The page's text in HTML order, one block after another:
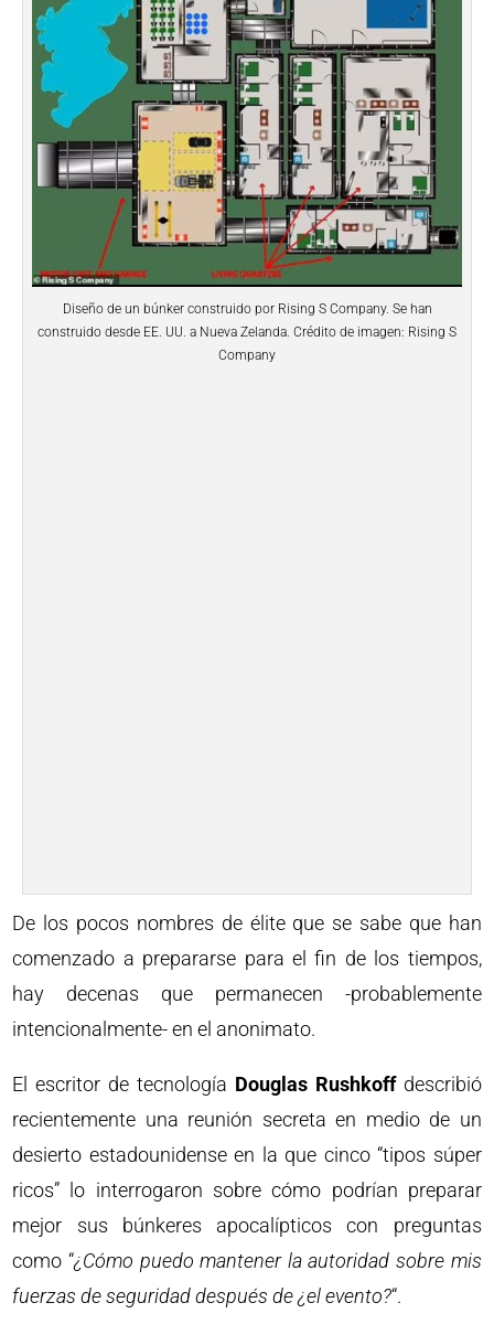
Diseño de un búnker construido por Rising S Company. Se han
construido desde EE. UU. a Nueva Zelanda. Crédito de imagen: Rising S
Company
De los pocos nombres de élite que se sabe que han
comenzado a prepararse para el fin de los tiempos,
hay decenas que permanecen -probablemente
intencionalmente- en el anonimato.
El escritor de tecnología Douglas Rushkoffdescribió
recientemente una reunión secreta en medio de un
desierto estadounidense en la que cinco “tipos súper
ricos” lo interrogaron sobre cómo podrían preparar
mejor sus búnkeres apocalípticos con preguntas
como “¿Cómo puedo mantener la autoridad sobre mis
fuerzas de seguridad después de ¿el evento?“.